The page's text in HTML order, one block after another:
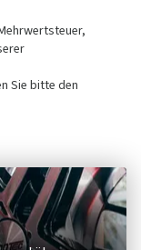
Sie bitte den